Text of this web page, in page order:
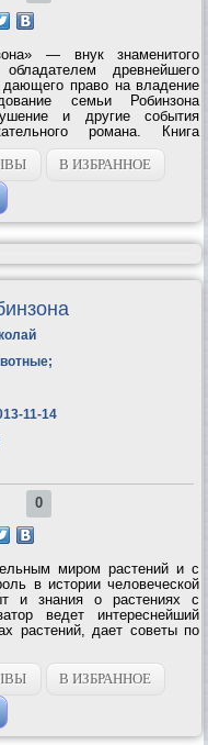
— внук знаменитого
древнейшего
дающего право на владение
семьи Робинзона
и другие события
романа. Книга
круга читателей, особенно
В ИЗБРАННОЕ
;
11-14
0
миром растений и с
в истории человеческой
и знания о растениях с
ведет интереснейший
растений, дает советы по
В ИЗБРАННОЕ